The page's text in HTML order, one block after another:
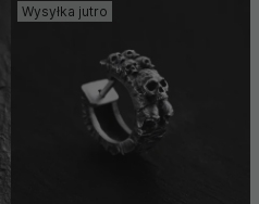
Wysoka)
Cena (Wysoka >
Niska)
Wysyłka jutro